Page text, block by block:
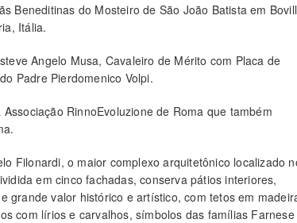
Beneditinas do Mosteiro de São João Batista em
Itália.
Angelo Musa, Cavaleiro de Mérito com Placa de
Padre Pierdomenico Volpi.
RinnoEvoluzione de Roma que também
Filonardi, o maior complexo arquitetônico localizado
em cinco fachadas, conserva pátios interiores,
grande valor histórico e artístico, com tetos em
com lírios e carvalhos, símbolos das famílias